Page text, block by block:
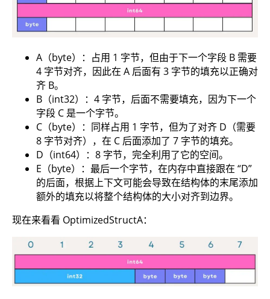
A（byte）：占用 1 字节，但由于下一个字段 B 需要
4 字节对齐，因此在 A 后面有 3 字节的填充以正确对
齐 B。
B（int32）：4 字节，后面不需要填充，因为下一个
字段 C 是一个字节。
C（byte）：同样占用 1 字节，但为了对齐 D（需要
8 字节对齐），在 C 后面添加了 7 字节的填充。
D（int64）：8 字节，完全利用了它的空间。
E（byte）：最后一个字节，在内存中直接跟在 “D”
的后面，根据上下文可能会导致在结构体的末尾添加
额外的填充以将整个结构体的大小对齐到边界。
现在来看看 OptimizedStructA：